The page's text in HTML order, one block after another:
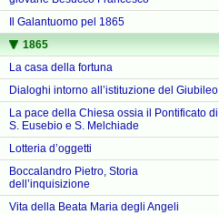
Il Galantuomo pel 1865
1865
La casa della fortuna
Dialoghi intorno all’istituzione del Giubileo
La pace della Chiesa ossia il Pontificato di
S. Eusebio e S. Melchiade
Lotteria d’oggetti
Boccalandro Pietro, Storia
dell’inquisizione
Vita della Beata Maria degli Angeli